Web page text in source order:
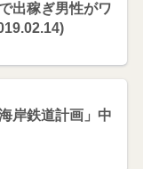
出稼ぎ男性がワ
岸鉄道計画」中